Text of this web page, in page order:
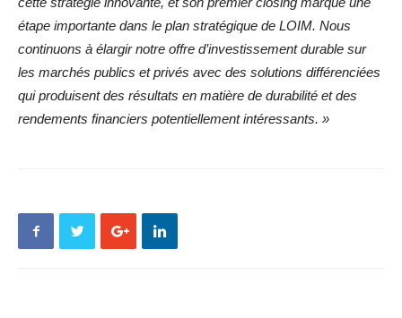
étape importante dans le plan stratégique de LOIM. Nous
continuons à élargir notre offre d’investissement durable sur
les marchés publics et privés avec des solutions différenciées
qui produisent des résultats en matière de durabilité et des
rendements financiers potentiellement intéressants. »